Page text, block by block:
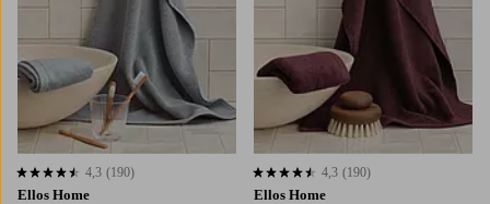
Ellos Home
4,3 basert på 190 karaktergivninger
4,3 (190)
Ellos Home
4,3 basert på 190 karaktergivninger
4,3 (190)